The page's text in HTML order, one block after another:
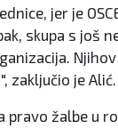
jer je
skupa s još
zaključio je Alić.
pravo žalbe u